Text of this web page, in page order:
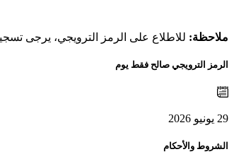
ملاحظة: للاطلاع على الرمز الترويجي، يرجى
الرمز الترويجي صالح فقط يوم
29 يونيو 2026
الشروط والأحكام